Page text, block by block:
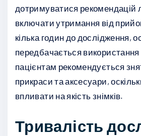
дотримуватися рекомендацій
включати утримання від
кілька годин до дослідження,
передбачається використання
пацієнтам рекомендується
прикраси та аксесуари,
впливати на якість знімків.
Тривалість